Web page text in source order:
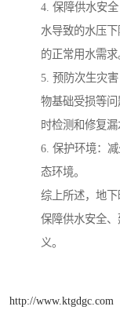
4. 保障供水安
水导致的水压
的正常用水需求
5. 预防次生灾
物基础受损等
时检测和修复
6. 保护环境：
态环境。
综上所述，地下
保障供水安全
义。
http://www.ktgdgc.com